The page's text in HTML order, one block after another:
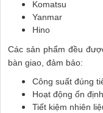
Komatsu
Yanmar
Hino
Các sản phẩm đều
bàn giao, đảm bảo:
Công suất đúng
Hoạt động ổn
Tiết kiệm nhiên